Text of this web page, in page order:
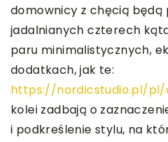
domownicy z chęcią będą
jadalnianych czterech
paru minimalistycznych,
dodatkach, jak te:
https://nordicstudio.pl/pl/
kolei zadbają o
i podkreślenie stylu, na